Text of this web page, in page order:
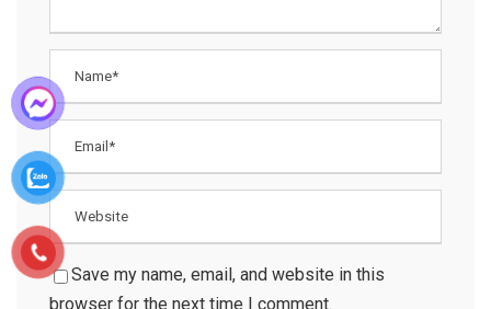
Save my name, email, and website in this
browser for the next time I comment.